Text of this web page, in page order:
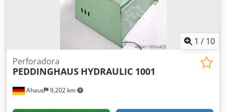
1 / 10
Ahaus 9,202 km
Perforadora
PEDDINGHAUS HYDRAULIC 1001